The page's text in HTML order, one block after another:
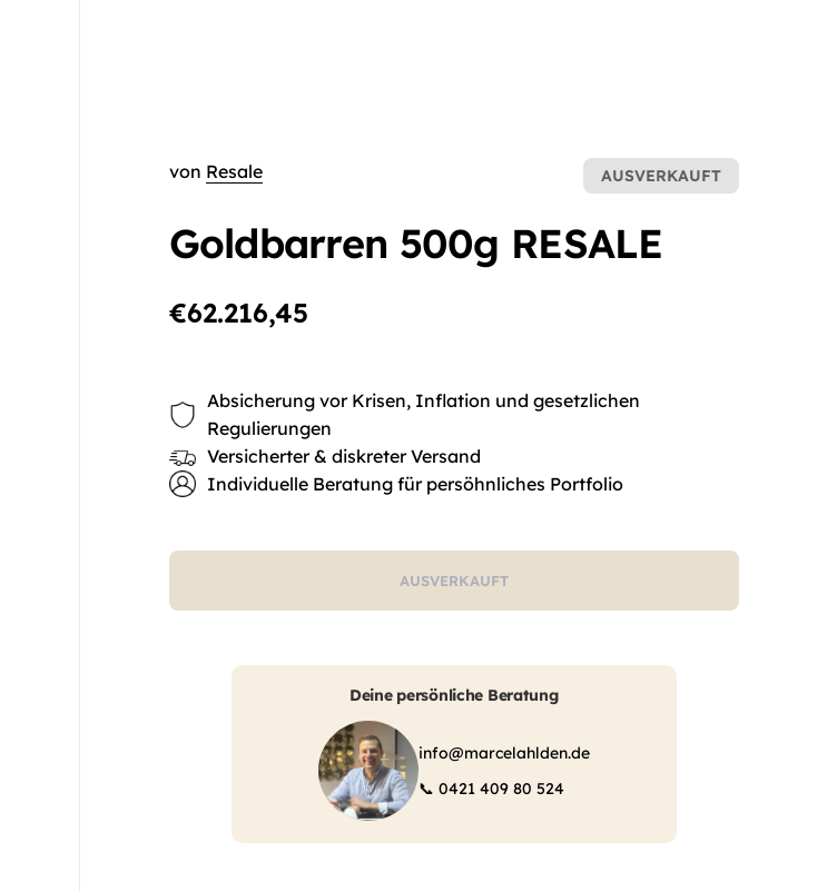
von Resale
Goldbarren 500g RESALE
AUSVERKAUFT
€62.216,45
Absicherung vor Krisen, Inflation und gesetzlichen
Regulierungen
Versicherter & diskreter Versand
Individuelle Beratung für persöhnliches Portfolio
AUSVERKAUFT
Deine persönliche Beratung
info@marcelahlden.de
📞 0421 409 80 524